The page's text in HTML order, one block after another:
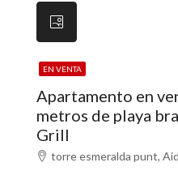
EN VENTA
Apartamento en
metros de playa
Grill
torre esmeralda punt,